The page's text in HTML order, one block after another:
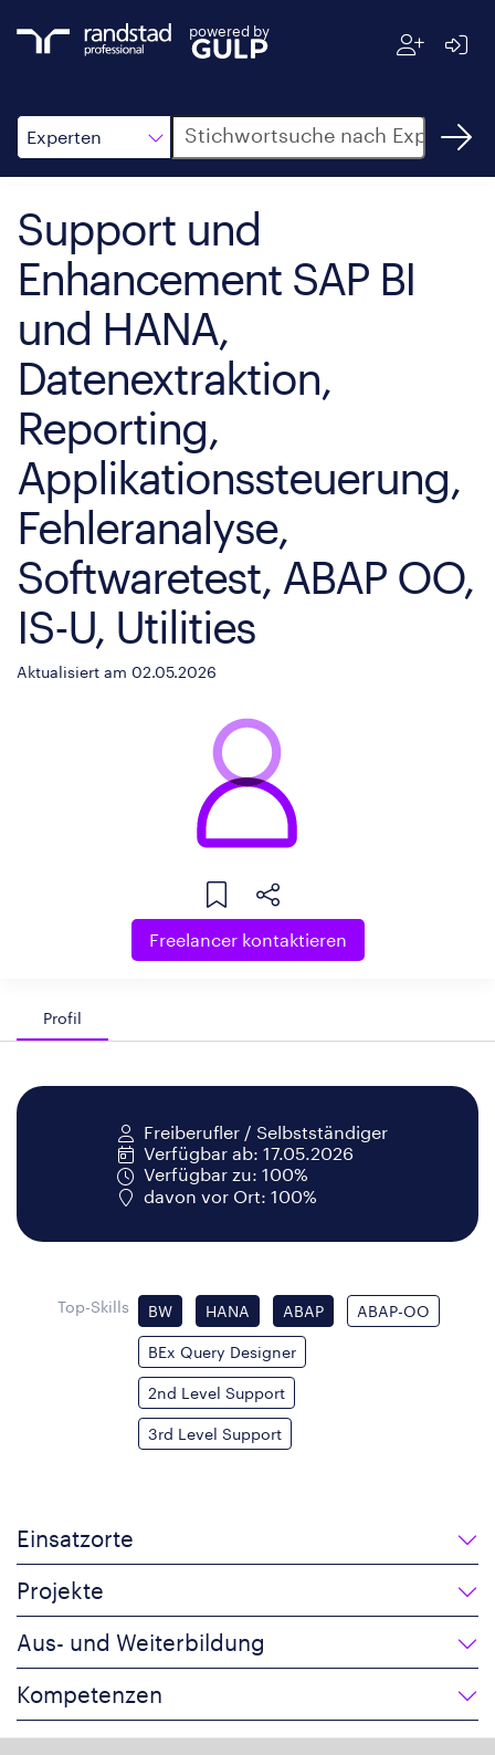
powered by
Experten
Suche
Support und
Enhancement SAP BI
und HANA,
Datenextraktion,
Reporting,
Applikationssteuerung,
Fehleranalyse,
Softwaretest, ABAP OO,
IS-U, Utilities
Aktualisiert am 02.05.2026
Freelancer kontaktieren
Profil
Freiberufler / Selbstständiger
Verfügbar ab: 17.05.2026
Verfügbar zu: 100%
davon vor Ort: 100%
Top-Skills BW HANA ABAP ABAP-OO
BEx Query Designer
2nd Level Support
3rd Level Support
Einsatzorte
Projekte
Aus- und Weiterbildung
Kompetenzen